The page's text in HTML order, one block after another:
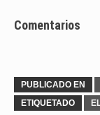
Comentarios
PUBLICADO EN
ETIQUETADO